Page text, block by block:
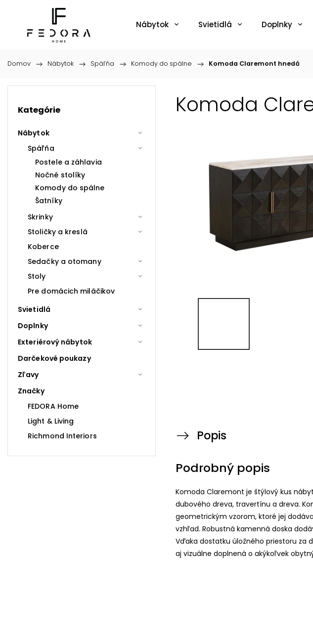
Nábytok Svietidlá Doplnky
Domov / Nábytok / Spáľňa / Komody do spálne / Komoda Claremont hnedá
Kategórie
Nábytok
Spáľňa
Postele a záhlavia
Nočné stolíky
Komody do spálne
Šatníky
Skrinky
Stoličky a kreslá
Koberce
Sedačky a otomany
Stoly
Pre domácich miláčikov
Svietidlá
Doplnky
Exteriérový nábytok
Darčekové poukazy
Zľavy
Značky
FEDORA Home
Light & Living
Richmond Interiors
Komoda
Popis
Podrobný popis
Komoda Claremont je štýlový kus
dubového dreva, travertínu a dreva.
geometrickým vzorom, ktoré jej
vzhľad. Robustná kamenná doska
Vďaka dostatku úložného priestoru za
aj vizuálne doplnená o akýkoľvek